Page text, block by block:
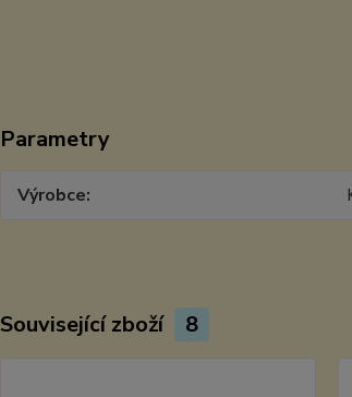
Parametry
Výrobce
Související zboží 8